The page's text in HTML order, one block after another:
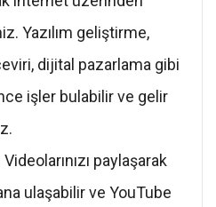
Yazılım geliştirme,
dijital pazarlama gibi
işler bulabilir ve gelir
paylaşarak
ulaşabilir ve YouTube